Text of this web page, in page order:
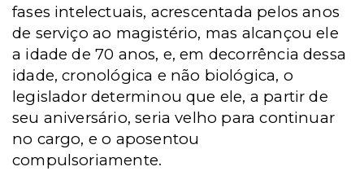
fases intelectuais, acrescentada pelos anos
de serviço ao magistério, mas alcançou ele
a idade de 70 anos, e, em decorrência dessa
idade, cronológica e não biológica, o
legislador determinou que ele, a partir de
seu aniversário, seria velho para continuar
no cargo, e o aposentou
compulsoriamente.